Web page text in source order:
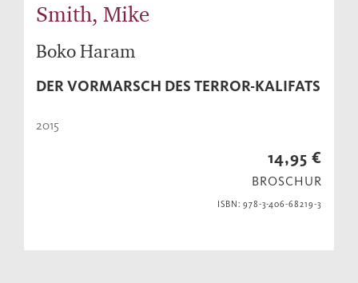
Smith, Mike
Boko Haram
DER VORMARSCH DES TERROR-KALIFATS
2015
14,95 €
BROSCHUR
ISBN: 978-3-406-68219-3